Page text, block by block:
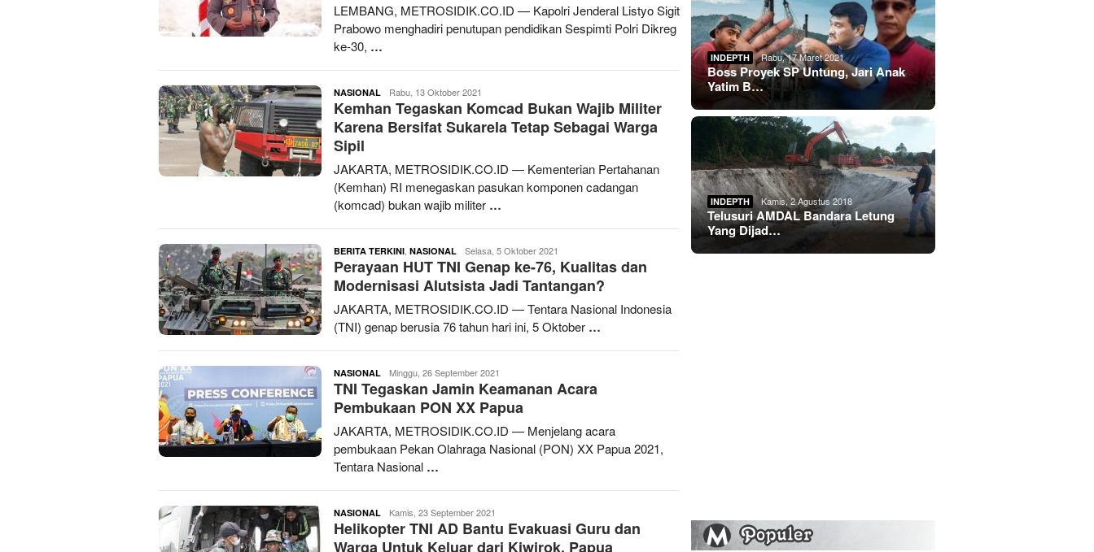
LEMBANG, METROSIDIK.CO.ID — Kapolri Jenderal Listyo Sigit
Prabowo menghadiri penutupan pendidikan Sespimti Polri Dikreg
ke-30, …
NASIONAL redaksimetrosidik
Rabu, 13 Oktober 2021
Kemhan Tegaskan Komcad Bukan Wajib Militer
Karena Bersifat Sukarela Tetap Sebagai Warga
Sipil
JAKARTA, METROSIDIK.CO.ID — Kementerian Pertahanan
(Kemhan) RI menegaskan pasukan komponen cadangan
(komcad) bukan wajib militer …
BERITA TERKINI NASIONAL redaksimetrosidik
Selasa, 5 Oktober 2021
Perayaan HUT TNI Genap ke-76, Kualitas dan
Modernisasi Alutsista Jadi Tantangan?
JAKARTA, METROSIDIK.CO.ID — Tentara Nasional Indonesia
(TNI) genap berusia 76 tahun hari ini, 5 Oktober …
NASIONAL redaksimetrosidik
Minggu, 26 September 2021
TNI Tegaskan Jamin Keamanan Acara
Pembukaan PON XX Papua
JAKARTA, METROSIDIK.CO.ID — Menjelang acara
pembukaan Pekan Olahraga Nasional (PON) XX Papua 2021,
Tentara Nasional …
NASIONAL redaksimetrosidik
Kamis, 23 September 2021
Helikopter TNI AD Bantu Evakuasi Guru dan
Warga Untuk Keluar dari Kiwirok, Papua
INDEPTH Rabu, 17 Maret 2021
Boss Proyek SP Untung, Jari Anak
Yatim B…
INDEPTH Kamis, 2 Agustus 2018
Telusuri AMDAL Bandara Letung
Yang Dijad…